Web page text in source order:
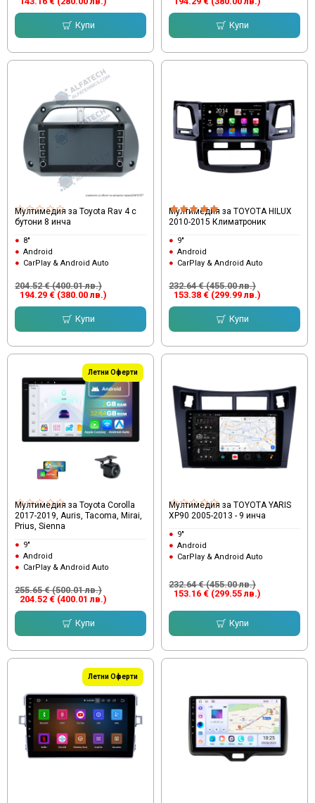
Купи Купи
Мултимедия за Toyota Rav 4 с
бутони 8 инча
8"
Android
CarPlay & Android Auto
194.29 € (380.00 лв.)
204.52 € (400.01 лв.)
Купи
Мултимедия за TOYOTA HILUX
2010-2015 Климатроник
9"
Android
CarPlay & Android Auto
153.38 € (299.99 лв.)
232.64 € (455.00 лв.)
Купи
Летни Оферти
Мултимедия за Toyota Corolla
2017-2019, Auris, Tacoma, Mirai,
Prius, Sienna
9"
Android
CarPlay & Android Auto
204.52 € (400.01 лв.)
255.65 € (500.01 лв.)
Купи
Мултимедия за TOYOTA YARIS
XP90 2005-2013 - 9 инча
9"
Android
CarPlay & Android Auto
153.16 € (299.55 лв.)
232.64 € (455.00 лв.)
Купи
Летни Оферти